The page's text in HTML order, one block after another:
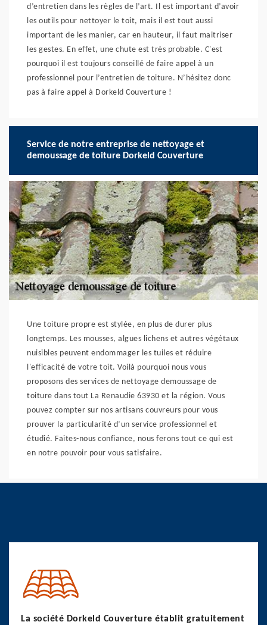
d’entretien dans les règles de l’art. Il est important d’avoir
les outils pour nettoyer le toit, mais il est tout aussi
important de les manier, car en hauteur, il faut maitriser
les gestes. En effet, une chute est très probable. C'est
pourquoi il est toujours conseillé de faire appel à un
professionnel pour l’entretien de toiture. N’hésitez donc
pas à faire appel à Dorkeld Couverture !
Service de notre entreprise de nettoyage et
demoussage de toiture Dorkeld Couverture
Une toiture propre est stylée, en plus de durer plus
longtemps. Les mousses, algues lichens et autres végétaux
nuisibles peuvent endommager les tuiles et réduire
l'efficacité de votre toit. Voilà pourquoi nous vous
proposons des services de nettoyage demoussage de
toiture dans tout La Renaudie 63930 et la région. Vous
pouvez compter sur nos artisans couvreurs pour vous
prouver la particularité d’un service professionnel et
étudié. Faites-nous confiance, nous ferons tout ce qui est
en notre pouvoir pour vous satisfaire.
La société Dorkeld Couverture établit gratuitement